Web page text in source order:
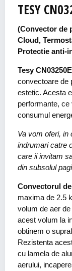
TESY
(Convector de
Cloud,
Protectie anti-
Tesy
convectoare de
estetic. Acesta
performante,
consumul
Va vom oferi, in
indrumari catre
care ii invitam
din subsolul
Convectorul de
maxima de 2.5
volum de aer
acest volum la
obtinem o
Rezistenta
cu lamela de
aerului,